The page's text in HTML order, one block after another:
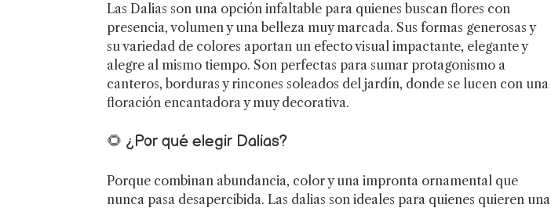
Las Dalias son una opción infaltable para quienes buscan flores con
presencia, volumen y una belleza muy marcada. Sus formas generosas y
su variedad de colores aportan un efecto visual impactante, elegante y
alegre al mismo tiempo. Son perfectas para sumar protagonismo a
canteros, borduras y rincones soleados del jardín, donde se lucen con una
floración encantadora y muy decorativa.
🌻 ¿Por qué elegir Dalias?
Porque combinan abundancia, color y una impronta ornamental que
nunca pasa desapercibida. Las dalias son ideales para quienes quieren una